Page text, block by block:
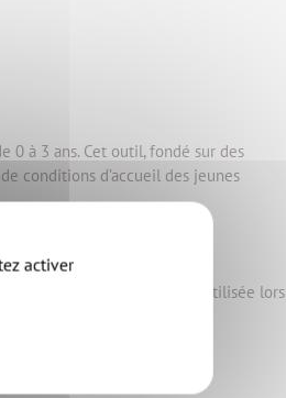
0 à 3 ans. Cet outil, fondé sur des
conditions d’accueil des jeunes
a été réalisée. Elle est utilisée lors
activer